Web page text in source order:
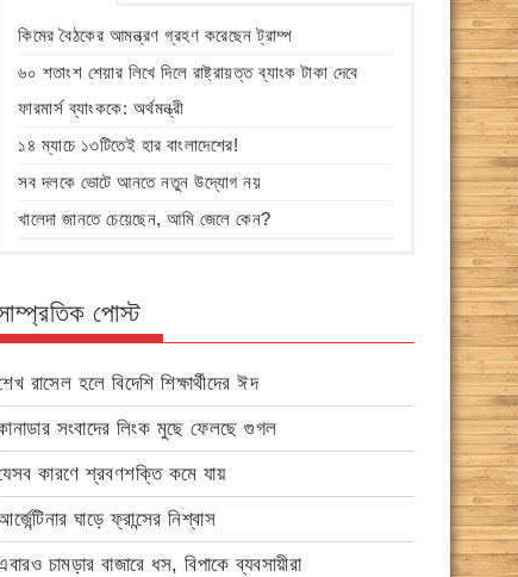
কিমের বৈঠকের আমন্ত্রণ গ্রহণ করেছেন ট্রাম্প
৬০ শতাংশ শেয়ার লিখে দিলে রাষ্ট্রায়ত্ত ব্যাংক টাকা দেবে
ফারমার্স ব্যাংককে: অর্থমন্ত্রী
১৪ ম্যাচে ১৩টিতেই হার বাংলাদেশের!
সব দলকে ভোটে আনতে নতুন উদ্যোগ নয়
খালেদা জানতে চেয়েছেন, আমি জেলে কেন?
পোস্ট
রাসেল হলে বিদেশি শিক্ষার্থীদের ঈদ
সংবাদের লিংক মুছে ফেলছে গুগল
কারণে শ্রবণশক্তি কমে যায়
ঘাড়ে ফ্রান্সের নিশ্বাস
চামড়ার বাজারে ধস, বিপাকে ব্যবসায়ীরা